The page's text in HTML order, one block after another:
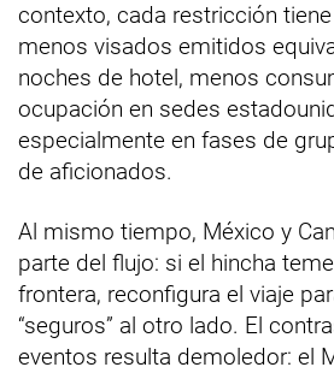
contexto, cada restricción
menos visados emitidos
noches de hotel, menos
ocupación en sedes
especialmente en fases de
de aficionados.
Al mismo tiempo, México y
parte del flujo: si el hincha
frontera, reconfigura el viaje
“seguros” al otro lado. El
eventos resulta demoledor: el